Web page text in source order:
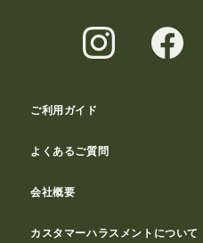
ご利用ガイド
よくあるご質問
会社概要
カスタマーハラスメントについて